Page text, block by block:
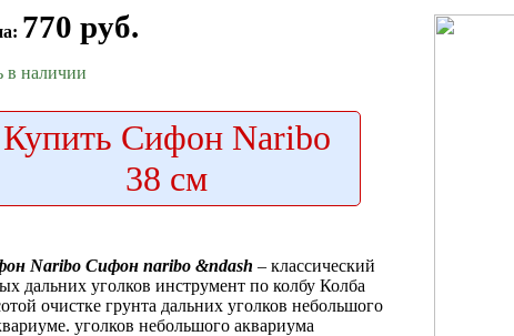
770 руб.
в наличии
Купить Сифон Naribo
38 см
Naribo Сифон naribo &ndash – классический
дальних уголков инструмент по колбу Колба
очистке грунта дальних уголков небольшого
уголков небольшого аквариума